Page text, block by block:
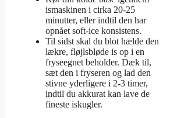
ismaskinen i cirka 20-25
minutter, eller indtil den har
opnået soft-ice konsistens.
Til sidst skal du blot hælde den
lækre, fløjlsbløde is op i en
fryseegnet beholder. Dæk til,
sæt den i fryseren og lad den
stivne yderligere i 2-3 timer,
indtil du akkurat kan lave de
fineste iskugler.